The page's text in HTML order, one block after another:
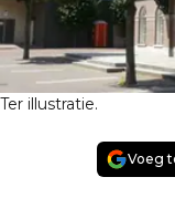
Ter illustratie.
Voeg